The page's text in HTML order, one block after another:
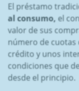
El préstamo
al consumo, el
valor de sus
número de cuotas
crédito y unos
condiciones que
desde el principio.